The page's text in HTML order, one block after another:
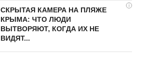
i
СКРЫТАЯ КАМЕРА НА ПЛЯЖЕ
КРЫМА: ЧТО ЛЮДИ
ВЫТВОРЯЮТ, КОГДА ИХ НЕ
ВИДЯТ...